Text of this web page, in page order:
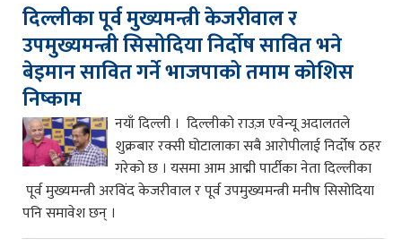
दिल्लीका पूर्व मुख्यमन्त्री केजरीवाल र
उपमुख्यमन्त्री सिसोदिया निर्दोष सावित भने
बेइमान सावित गर्ने भाजपाको तमाम कोशिस
निष्काम
नयाँ दिल्ली । दिल्लीको राउज़ एवेन्यू अदालतले
शुक्रबार रक्सी घोटालाका सबै आरोपीलाई निर्दोष ठहर
गरेको छ । यसमा आम आद्मी पार्टीका नेता दिल्लीका
पूर्व मुख्यमन्त्री अरविंद केजरीवाल र पूर्व उपमुख्यमन्त्री मनीष सिसोदिया
पनि समावेश छन् ।